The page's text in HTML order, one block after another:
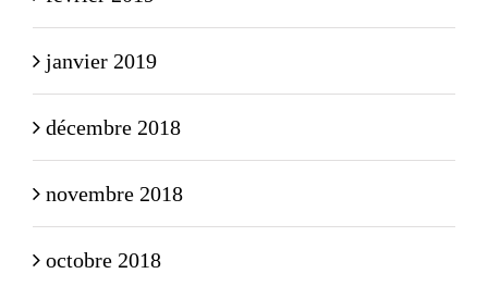
janvier 2019
décembre 2018
novembre 2018
octobre 2018